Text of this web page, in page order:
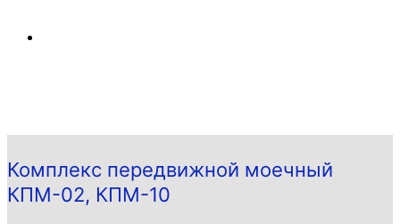
Комплекс передвижной моечный
КПМ-02, КПМ-10